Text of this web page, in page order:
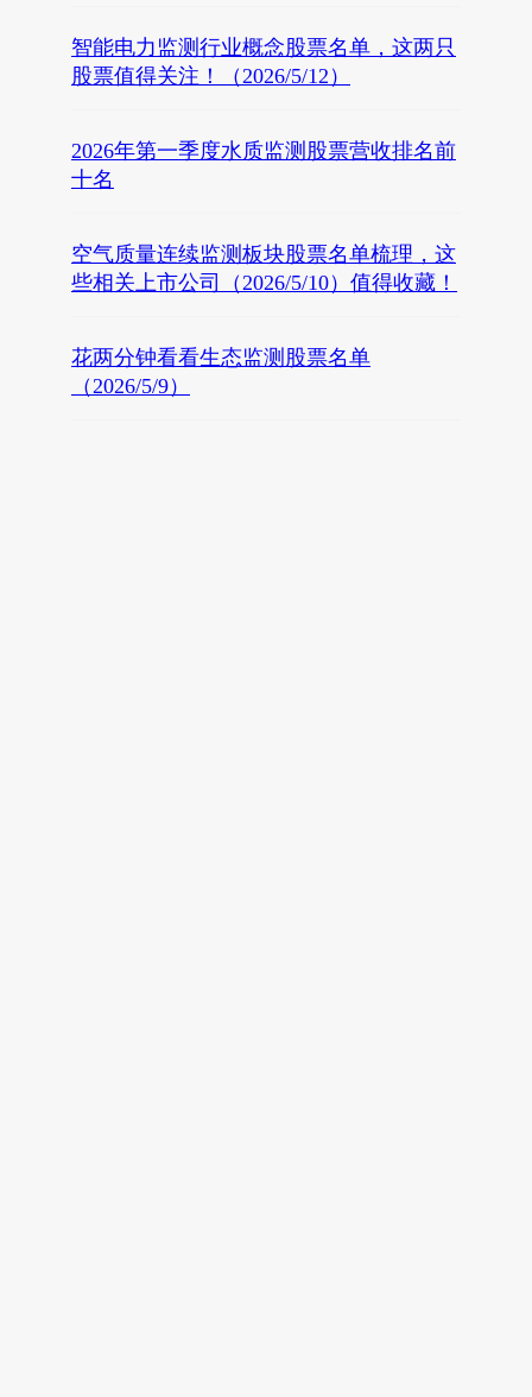
智能电力监测行业概念股票名单，这两只
股票值得关注！（2026/5/12）
2026年第一季度水质监测股票营收排名前
十名
空气质量连续监测板块股票名单梳理，这
些相关上市公司（2026/5/10）值得收藏！
花两分钟看看生态监测股票名单
（2026/5/9）